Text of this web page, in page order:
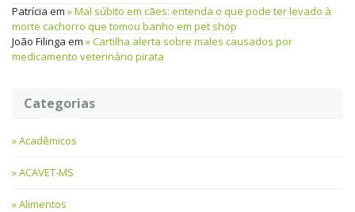
Patrícia em
Mal súbito em cães: entenda o que pode ter levado à
morte cachorro que tomou banho em pet shop
João Filinga em
Cartilha alerta sobre males causados por
medicamento veterinário pirata
Categorias
Acadêmicos
ACAVET-MS
Alimentos